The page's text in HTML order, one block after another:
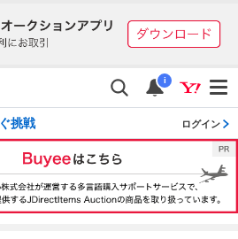
i
挑戦 ログイン